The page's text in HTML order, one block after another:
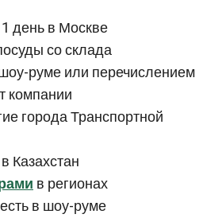
день в Москве
со склада
руме или перечислением
компании
города Транспортной
Казахстан
в регионах
в шоу-руме